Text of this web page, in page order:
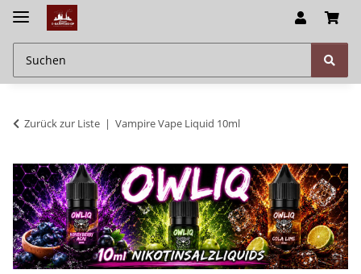
Zurück zur Liste Vampire Vape Liquid 10ml